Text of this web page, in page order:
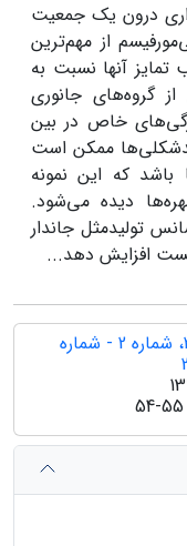
درون یک جمعیت
از مهم‌ترین
آن­ها نسبت به
گروه‌های جانوری
خاص در بین
ممکن است
که این نمونه
دیده می‌شود.
تولیدمثل جاندار
افزایش دهد...
دوره 20، شماره 2 - شماره
54-55